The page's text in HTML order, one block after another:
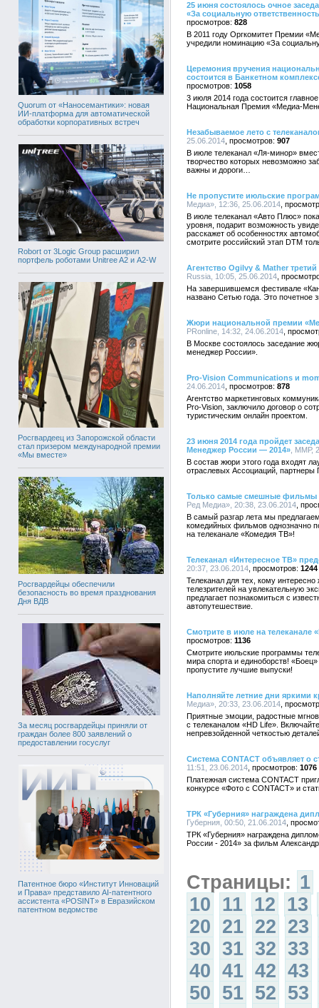
Quorum от «Наносемантики»: новая
ИИ-платформа для автоматической
обработки корпоративных встреч
Robort от 3Logic Group расширил
портфель роботами Unitree A2 и A2-W
Росгвардеец из Запорожской области
стал призером международной премии
«Мы вместе»
Росгвардейцы обеспечили
безопасность во время празднования
Дня ВДВ
За месяц росгвардейцы приняли от
граждан более 800 заявлений о
предоставлении госуслуг
Патентное бюро «Институт Инноваций
и Права» представило AI-патентного
ассистента «POSINT» в Евразийском
патентном ведомстве
25 июня состоялось очное
«За социальную
828
В 2011 году Оргкомитет Премии
учредили номинацию «За
Церемония вручения
состоится в Банкетном
1058
3 июля 2014 года состоится
Национальная Премия «Медиа-
Незабываемое лето с
25.06.2014
907
В июле телеканал «Ля-минор»
творчество которых невозможно
важны и дороги…
Не пропустите июльские
Медиа», 12:36, 25.06.2014
В июле телеканал «Авто Плюс»
уровня, подарит возможность
расскажет об особенностях
смотрите российский этап DTM
Агентство Ogilvy & Mather
Russia, 10:05, 25.06.2014
На завершившемся фестивале
названо Сетью года. Это почетное
Жюри национальной премии
PRonline, 14:32, 24.06.2014
В Москве состоялось заседание
менеджер России».
Pro-Vision Communications и
24.06.2014
878
Агентство маркетинговых
Pro-Vision, заключило договор о
туристическим онлайн проектом.
23 июня 2014 года пройдет
Менеджер России — 2014» , ММР,
В состав жюри этого года входят
отраслевых Ассоциаций,
Только самые смешные фильмы
Ред Медиа», 20:38, 23.06.2014
В самый разгар лета мы
комедийных фильмов однозначно
на телеканале «Комедия ТВ»!
Телеканал «Интересное ТВ»
20:37, 23.06.2014
1244
Телеканал для тех, кому
телезрителей на увлекательную
предлагает познакомиться с
автопутешествие.
Смотрите в июле на телеканале
1136
Смотрите июльские программы
мира спорта и единоборств!
пропустите лучшие выпуски!
Наполняйте летние дни яркими
Медиа», 20:33, 23.06.2014
Приятные эмоции, радостные
с телеканалом «HD Life».
непревзойденной четкостью
Система CONTACT объявляет о
11:51, 23.06.2014
1076
Платежная система CONTACT
конкурсе «Фото с CONTACT» и
ТРК «Губерния» награждена
Губерния, 00:50, 21.06.2014
ТРК «Губерния» награждена
России - 2014» за фильм
Страницы: 1
10 11 12 13
20 21 22 23
30 31 32 33
40 41 42 43
50 51 52 53